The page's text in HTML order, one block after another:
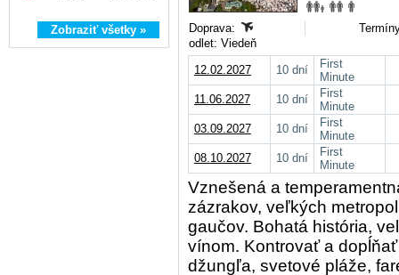
Zobraziť všetky » Doprava:
odlet: Viedeň
12.02.2027
10 dní
First
Minute
11.06.2027
10 dní
First
Minute
03.09.2027
10 dní
First
Minute
08.10.2027
10 dní
First
Minute
Vznešená a
zázrakov, veľkých
gaučov. Bohatá história,
vínom. Kontrovať a
džungľa, svetové pláže,